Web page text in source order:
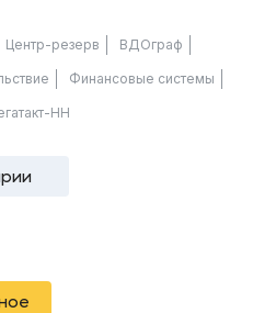
Центр-резерв ВДОграф
Финансовые системы
НН